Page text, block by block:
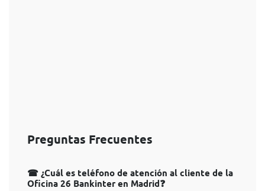
Preguntas Frecuentes
☎ ¿Cuál es teléfono de atención al cliente de la
Oficina 26 Bankinter en Madrid❓